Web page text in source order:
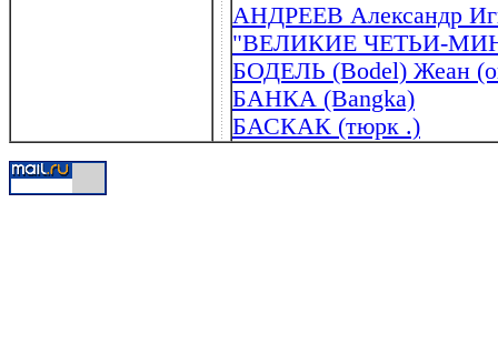
АНДРЕЕВ Александр
"ВЕЛИКИЕ ЧЕТЬИ-
БОДЕЛЬ (Bodel) Жеан
БАНКА (Bangka)
БАСКАК (тюрк .)